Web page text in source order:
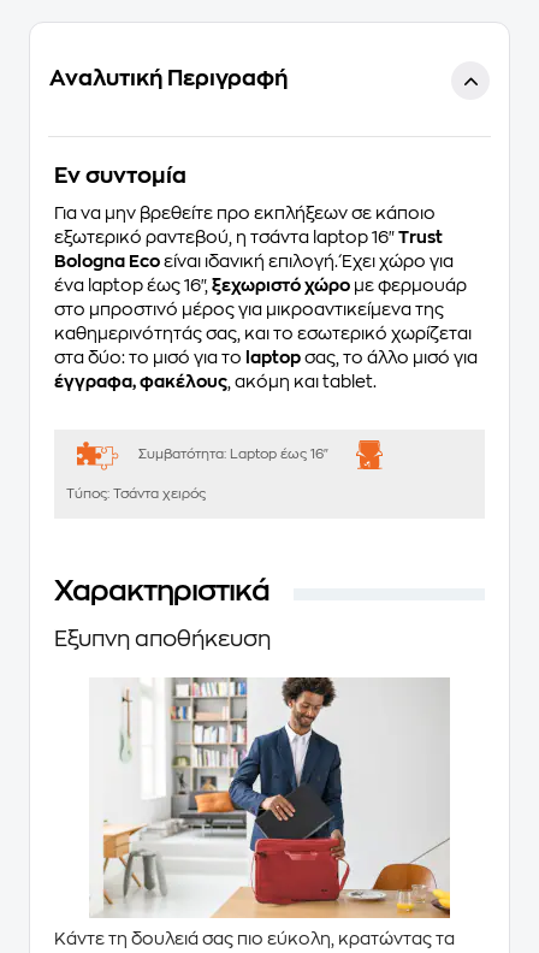
Αναλυτική Περιγραφή
Eν συντομία
Για να μην βρεθείτε προ εκπλήξεων σε κάποιο
εξωτερικό ραντεβού, η τσάντα laptop 16" Trust
Bologna Eco είναι ιδανική επιλογή. Έχει χώρο για
ένα laptop έως 16", ξεχωριστό χώρο με φερμουάρ
στο μπροστινό μέρος για μικροαντικείμενα της
καθημερινότητάς σας, και το εσωτερικό χωρίζεται
στα δύο: το μισό για το laptop σας, το άλλο μισό για
έγγραφα, φακέλους , ακόμη και tablet.
Συμβατότητα: Laptop έως 16"
Τύπος: Τσάντα χειρός
Χαρακτηριστικά
Έξυπνη αποθήκευση
Κάντε τη δουλειά σας πιο εύκολη , κρατώντας τα